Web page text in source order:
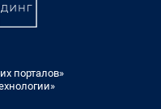
порталов»